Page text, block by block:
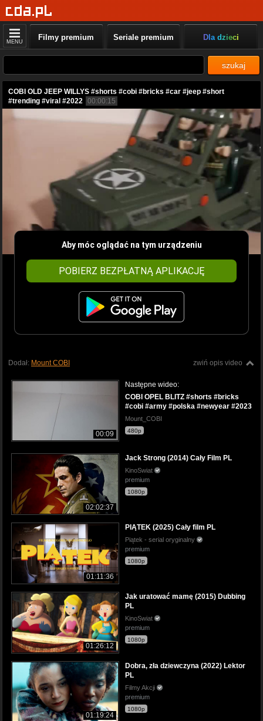
MENU Filmy premium Seriale premium Dla dzieci
szukaj
COBI OLD JEEP WILLYS #shorts #cobi #bricks #car #jeep #short
#trending #viral #2022 00:00:15
Aby móc oglądać na tym urządzeniu
POBIERZ BEZPŁATNĄ APLIKACJĘ
zwiń opis video
Dodał: Mount COBI
00:09
Następne wideo:
COBI OPEL BLITZ #shorts #bricks
#cobi #army #polska #newyear #2023
Mount_COBI
480p
02:02:37
Jack Strong (2014) Cały Film PL
KinoSwiat
premium
1080p
01:11:36
PIĄTEK (2025) Cały film PL
Piątek - serial oryginalny
premium
1080p
01:26:12
Jak uratować mamę (2015) Dubbing
PL
KinoSwiat
premium
1080p
01:19:24
Dobra, zła dziewczyna (2022) Lektor
PL
Filmy Akcji
premium
1080p